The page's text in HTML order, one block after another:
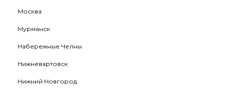
Москва
Мурманск
Набережные Челны
Нижневартовск
Нижний Новгород